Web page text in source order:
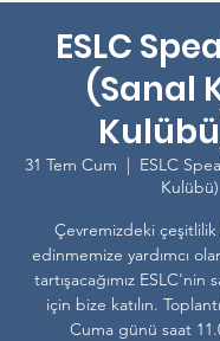
ESLC
(Sanal
31 Tem Cum
  |
ESLC
Kulübü)
Çevremizdeki
edinmemize yardımcı
tartışacağımız
için bize katılın.
Cuma günü saat